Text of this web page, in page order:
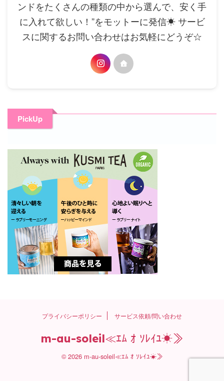
ンドをたくさんの種類の中から選んで、安く手
に入れて欲しい！”をモットーに発信☀ サービ
スに関するお問い合わせはお気軽にどうぞ☆
PickUp
プライバシーポリシー サービス依頼/問い合わせ
m-au-soleil≪ｴﾑ ｵ ｿﾚｲﾕ☀≫
© 2026 m-au-soleil≪ｴﾑ ｵ ｿﾚｲﾕ☀≫